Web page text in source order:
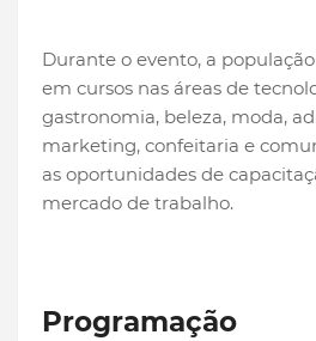
Durante o evento, a
em cursos nas áreas de
gastronomia, beleza, moda,
marketing, confeitaria e
as oportunidades de
mercado de trabalho.
Programação